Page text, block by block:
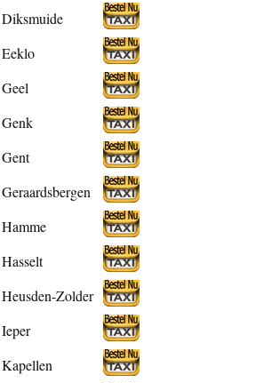
Diksmuide
Eeklo
Geel
Genk
Gent
Geraardsbergen
Hamme
Hasselt
Heusden-Zolder
Ieper
Kapellen